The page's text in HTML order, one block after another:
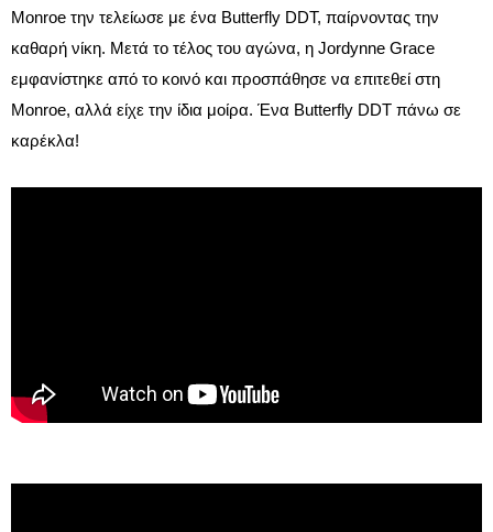
Monroe την τελείωσε με ένα Butterfly DDT, παίρνοντας την
καθαρή νίκη. Μετά το τέλος του αγώνα, η Jordynne Grace
εμφανίστηκε από το κοινό και προσπάθησε να επιτεθεί στη
Monroe, αλλά είχε την ίδια μοίρα. Ένα Butterfly DDT πάνω σε
καρέκλα!